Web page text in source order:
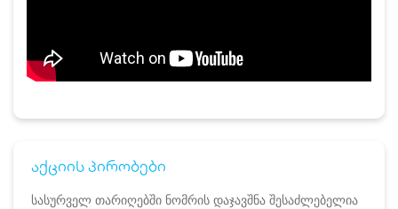
აქციის პირობები
სასურველ თარიღებში ნომრის დაჯავშნა შესაძლებელია